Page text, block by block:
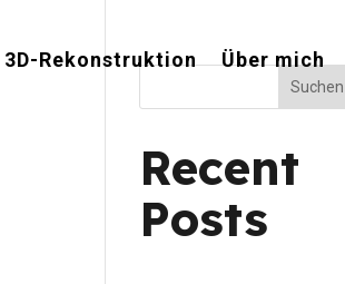
3D-Rekonstruktion Über mich
Suchen
Recent
Posts